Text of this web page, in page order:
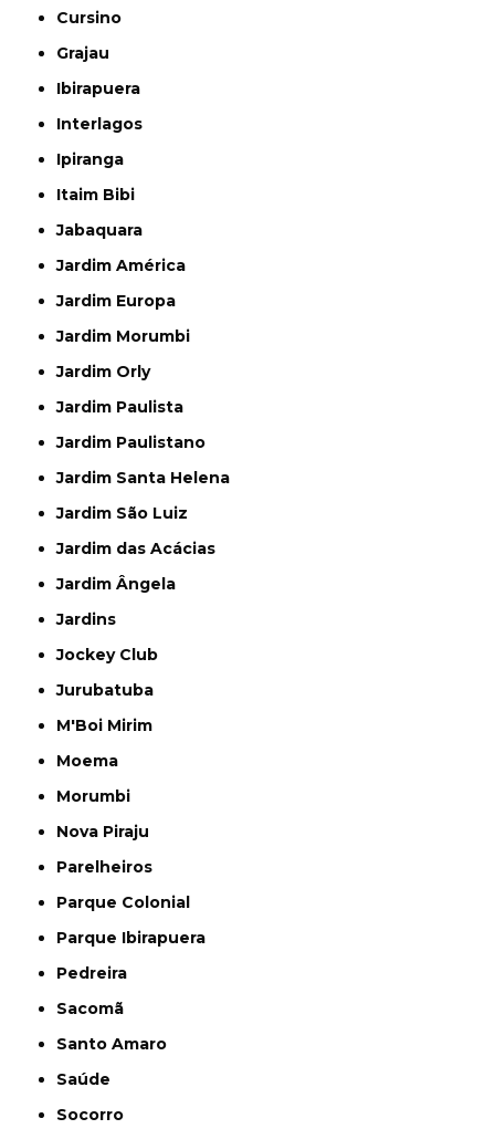
Cursino
Grajau
Ibirapuera
Interlagos
Ipiranga
Itaim Bibi
Jabaquara
Jardim América
Jardim Europa
Jardim Morumbi
Jardim Orly
Jardim Paulista
Jardim Paulistano
Jardim Santa Helena
Jardim São Luiz
Jardim das Acácias
Jardim Ângela
Jardins
Jockey Club
Jurubatuba
M'Boi Mirim
Moema
Morumbi
Nova Piraju
Parelheiros
Parque Colonial
Parque Ibirapuera
Pedreira
Sacomã
Santo Amaro
Saúde
Socorro